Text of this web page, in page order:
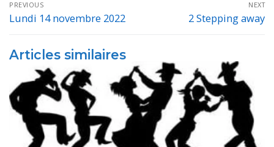
de
PREVIOUS
Previous
Lundi 14 novembre 2022
NEXT
Next
2 Stepping away
Articles similaires